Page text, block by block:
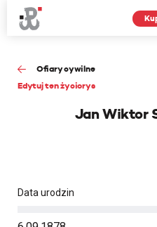
Ofiary cywilne
Edytuj ten życiorys
Jan Wiktor
Data urodzin